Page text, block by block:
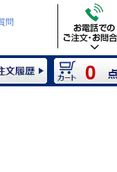
問
0